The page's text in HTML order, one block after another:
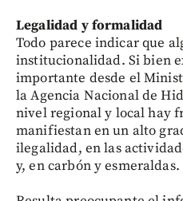
Legalidad y formalidad
Todo parece indicar que
institucionalidad. Si bien
importante desde el
la Agencia Nacional de
nivel regional y local hay
manifiestan en un alto
ilegalidad, en las
y, en carbón y esmeraldas.